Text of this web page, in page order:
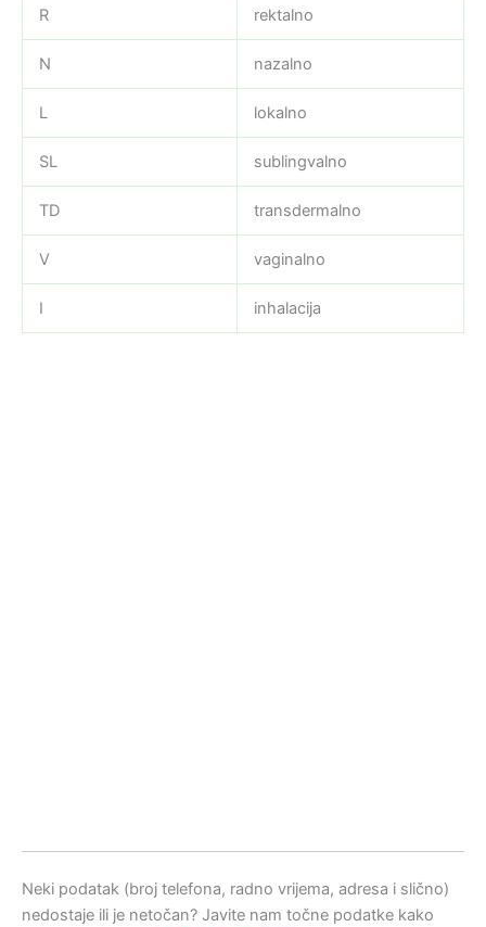
R rektalno
N nazalno
L lokalno
SL sublingvalno
TD transdermalno
V vaginalno
I inhalacija
Neki podatak (broj telefona, radno vrijema, adresa i slično)
nedostaje ili je netočan? Javite nam točne podatke kako